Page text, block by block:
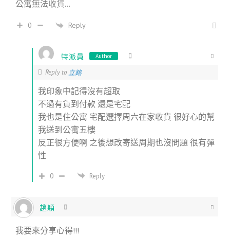
公寓無法收貨…
0 Reply
特派員 Author
Reply to 立銘
我印象中記得沒有超取
不過有貨到付款 還是宅配
我也是住公寓 宅配選擇周六在家收貨 很好心的幫
我送到公寓五樓
反正很方便啊 之後想改寄送周期也沒問題 很有彈
性
0 Reply
趙穎
我要來分享心得!!!